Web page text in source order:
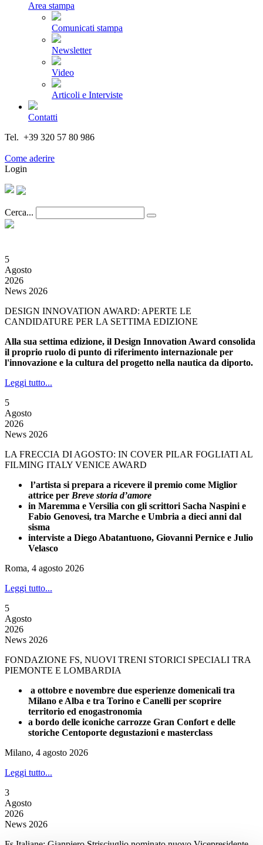
Area stampa
Comunicati stampa
Newsletter
Video
Articoli e Interviste
Contatti
Tel. +39 320 57 80 986
Come aderire
Login
Cerca...
5
Agosto
2026
News 2026
DESIGN INNOVATION AWARD: APERTE LE
CANDIDATURE PER LA SETTIMA EDIZIONE
Alla sua settima edizione, il Design Innovation Award consolida
il proprio ruolo di punto di riferimento internazionale per
l'innovazione e la cultura del progetto nella nautica da diporto.
Leggi tutto...
5
Agosto
2026
News 2026
LA FRECCIA DI AGOSTO: IN COVER PILAR FOGLIATI AL
FILMING ITALY VENICE AWARD
l’artista si prepara a ricevere il premio come Miglior
attrice per Breve storia d’amore
in Maremma e Versilia con gli scrittori Sacha Naspini e
Fabio Genovesi, tra Marche e Umbria a dieci anni dal
sisma
interviste a Diego Abatantuono, Giovanni Pernice e Julio
Velasco
Roma, 4 agosto 2026
Leggi tutto...
5
Agosto
2026
News 2026
FONDAZIONE FS, NUOVI TRENI STORICI SPECIALI TRA
PIEMONTE E LOMBARDIA
a ottobre e novembre due esperienze domenicali tra
Milano e Alba e tra Torino e Canelli per scoprire
territorio ed enogastronomia
a bordo delle iconiche carrozze Gran Confort e delle
storiche Centoporte degustazioni e masterclass
Milano, 4 agosto 2026
Leggi tutto...
3
Agosto
2026
News 2026